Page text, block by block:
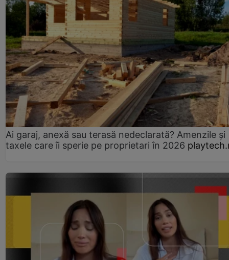
Ai garaj, anexă sau terasă nedeclarată? Amenzile și
taxele care îi sperie pe proprietari în 2026